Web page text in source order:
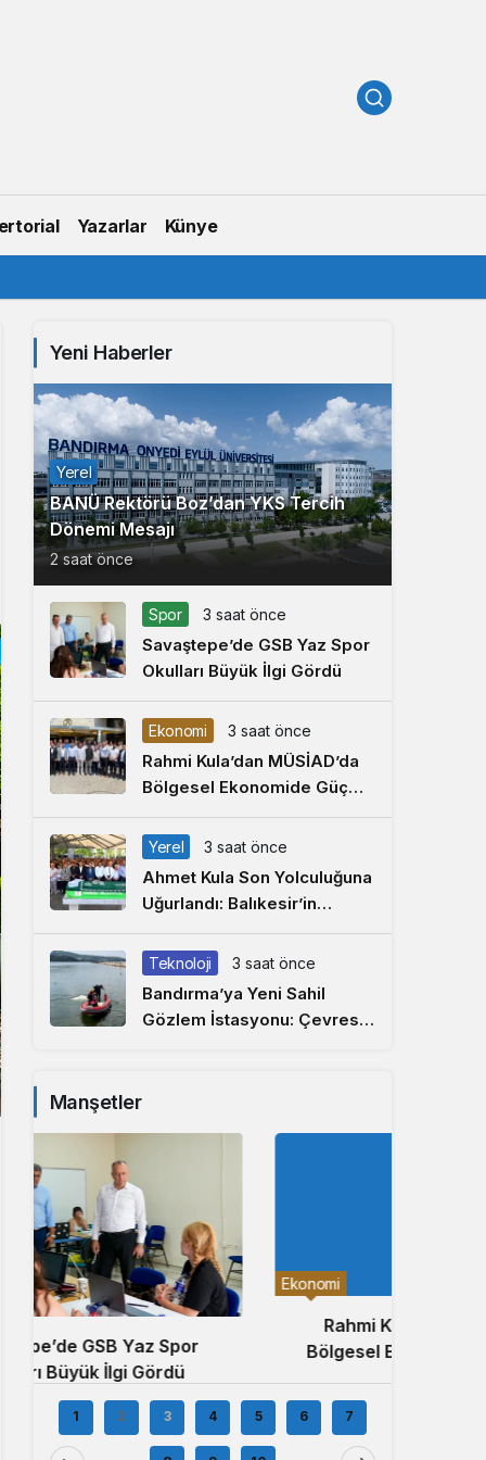
Yazarlar Künye
Yeni Haberler
Yerel
BANÜ Rektörü Boz’dan YKS Tercih
Dönemi Mesajı
2 saat önce
Spor 3 saat önce
Savaştepe’de GSB Yaz Spor
Okulları Büyük İlgi Gördü
Ekonomi 3 saat önce
Rahmi Kula’dan MÜSİAD’da
Bölgesel Ekonomide Güç
Birliği Çağrısı
Yerel 3 saat önce
Ahmet Kula Son Yolculuğuna
Uğurlandı: Balıkesir’in
Duayen Sanayicisi
Defnedildi
Teknoloji 3 saat önce
Bandırma’ya Yeni Sahil
Gözlem İstasyonu: Çevresel
Manşetler
Ekonomi
Rahmi Kula’dan MÜSİAD’da
Bölgesel Ekonomide Güç Birliği
Çağrısı
1 2 3 4 5 6 7